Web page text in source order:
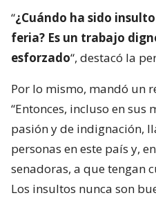
“¿Cuándo ha sido
feria? Es un trabajo
esforzado“, destacó la
Por lo mismo, mandó un
“Entonces, incluso en sus
pasión y de indignación,
personas en este país y,
senadoras, a que tengan
Los insultos nunca son